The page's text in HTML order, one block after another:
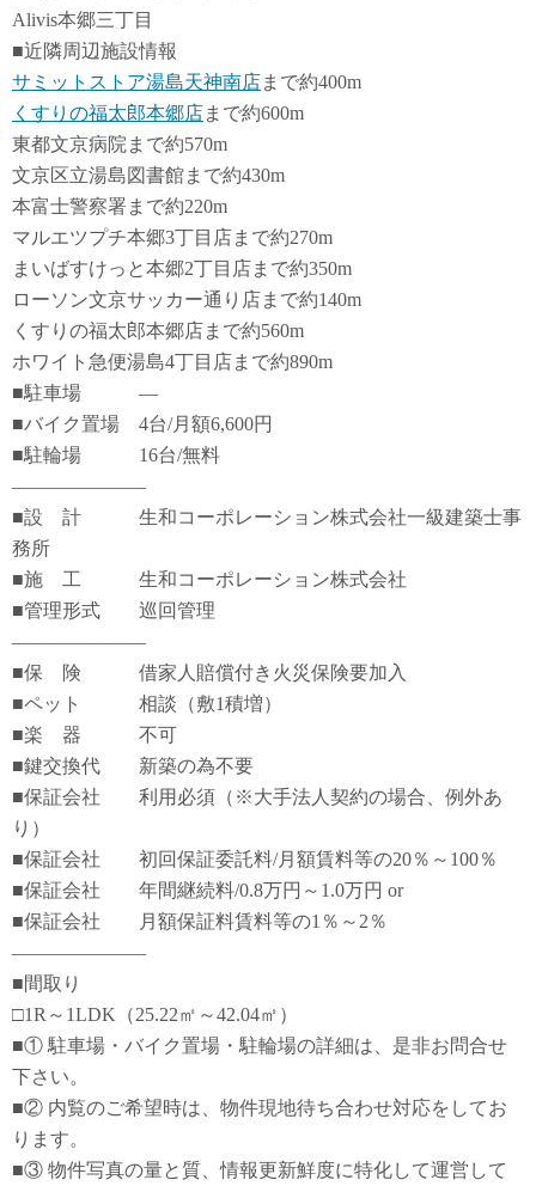
Alivis本郷三丁目
■近隣周辺施設情報
サミットストア湯島天神南店まで約400m
くすりの福太郎本郷店まで約600m
東都文京病院まで約570m
文京区立湯島図書館まで約430m
本富士警察署まで約220m
マルエツプチ本郷3丁目店まで約270m
まいばすけっと本郷2丁目店まで約350m
ローソン文京サッカー通り店まで約140m
くすりの福太郎本郷店まで約560m
ホワイト急便湯島4丁目店まで約890m
■駐車場 ―
■バイク置場 4台/月額6,600円
■駐輪場 16台/無料
―――――――
■設 計 生和コーポレーション株式会社一級建築士事
務所
■施 工 生和コーポレーション株式会社
■管理形式 巡回管理
―――――――
■保 険 借家人賠償付き火災保険要加入
■ペット 相談（敷1積増）
■楽 器 不可
■鍵交換代 新築の為不要
■保証会社 利用必須（※大手法人契約の場合、例外あ
り）
■保証会社 初回保証委託料/月額賃料等の20％～100％
■保証会社 年間継続料/0.8万円～1.0万円 or
■保証会社 月額保証料賃料等の1％～2％
―――――――
■間取り
□1R～1LDK（25.22㎡～42.04㎡）
■① 駐車場・バイク置場・駐輪場の詳細は、是非お問合せ
下さい。
■② 内覧のご希望時は、物件現地待ち合わせ対応をしてお
ります。
■③ 物件写真の量と質、情報更新鮮度に特化して運営して